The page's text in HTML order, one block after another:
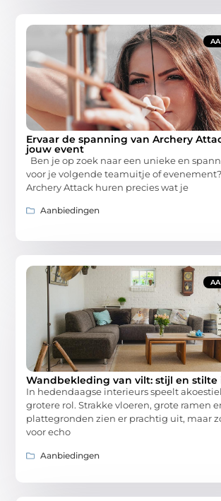
Ervaar de spanning van Archery
jouw event
Ben je op zoek naar een unieke en
voor je volgende teamuitje of
Archery Attack huren precies wat je
Aanbiedingen
Wandbekleding van vilt: stijl en stilte
In hedendaagse interieurs speelt
grotere rol. Strakke vloeren, grote ramen
plattegronden zien er prachtig uit, maar
voor echo
Aanbiedingen